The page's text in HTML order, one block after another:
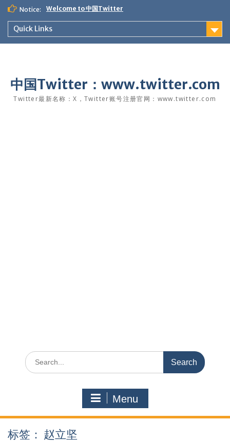
Skip
content
Notice: Welcome to 中国Twitter
Quick Links
中国Twitter：www.twitter.com
Twitter最新名称：X，Twitter账号注册官网：www.twitter.com
Search
for:
Menu
标签： 赵立坚